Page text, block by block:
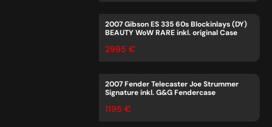
2007 Gibson ES 335 60s Blockinlays (DY)
BEAUTY WoW RARE inkl. original Case
2995 €
2007 Fender Telecaster Joe Strummer
Signature inkl. G&G Fendercase
1195 €